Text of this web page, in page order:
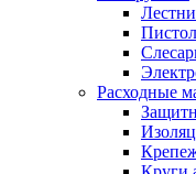
Расходные